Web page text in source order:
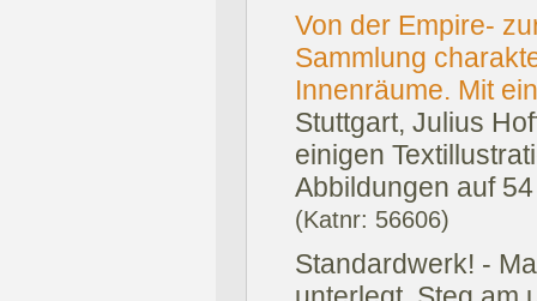
Von der Empire-
Sammlung
Innenräume. Mit
Stuttgart, Julius
einigen
Abbildungen auf
(Katnr: 56606)
Standardwerk! -